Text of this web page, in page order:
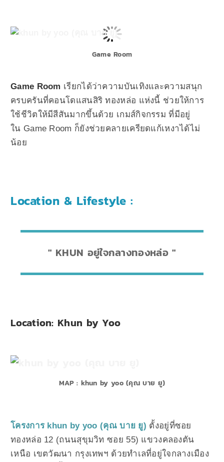
Game Room
Game Room เรียกได้ว่าความบันเทิงและความสนุก
ครบครันที่คอนโดแสนสิริ ทองหล่อ แห่งนี้ ช่วยให้การ
ใช้ชีวิตให้มีสีสันมากขึ้นด้วย เกมส์กิจกรรม ที่มีอยู่
ใน Game Room ก็ยังช่วยคลายเครียดแก้เหงาได้ไม่
น้อย
Location & Lifestyle :
KHUN อยู่ใจกลางทองหล่อ
Location: Khun by Yoo
MAP : khun by yoo (คุณ บาย ยู)
โครงการ khun by yoo (คุณ บาย ยู) ตั้งอยู่ที่ซอย
ทองหล่อ 12 (ถนนสุขุมวิท ซอย 55) แขวงคลองตัน
เหนือ เขตวัฒนา กรุงเทพฯ ด้วยทำเลที่อยู่ใจกลางเมือง